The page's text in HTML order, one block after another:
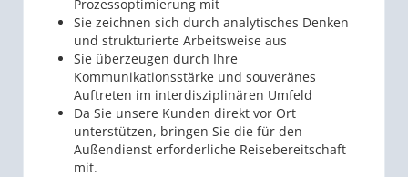
Prozessoptimierung mit
Sie zeichnen sich durch analytisches Denken
und strukturierte Arbeitsweise aus
Sie überzeugen durch Ihre
Kommunikationsstärke und souveränes
Auftreten im interdisziplinären Umfeld
Da Sie unsere Kunden direkt vor Ort
unterstützen, bringen Sie die für den
Außendienst erforderliche Reisebereitschaft
mit.